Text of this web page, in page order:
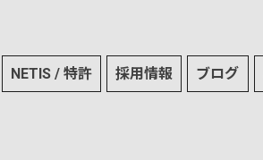
NETIS / 特許 採用情報 ブログ